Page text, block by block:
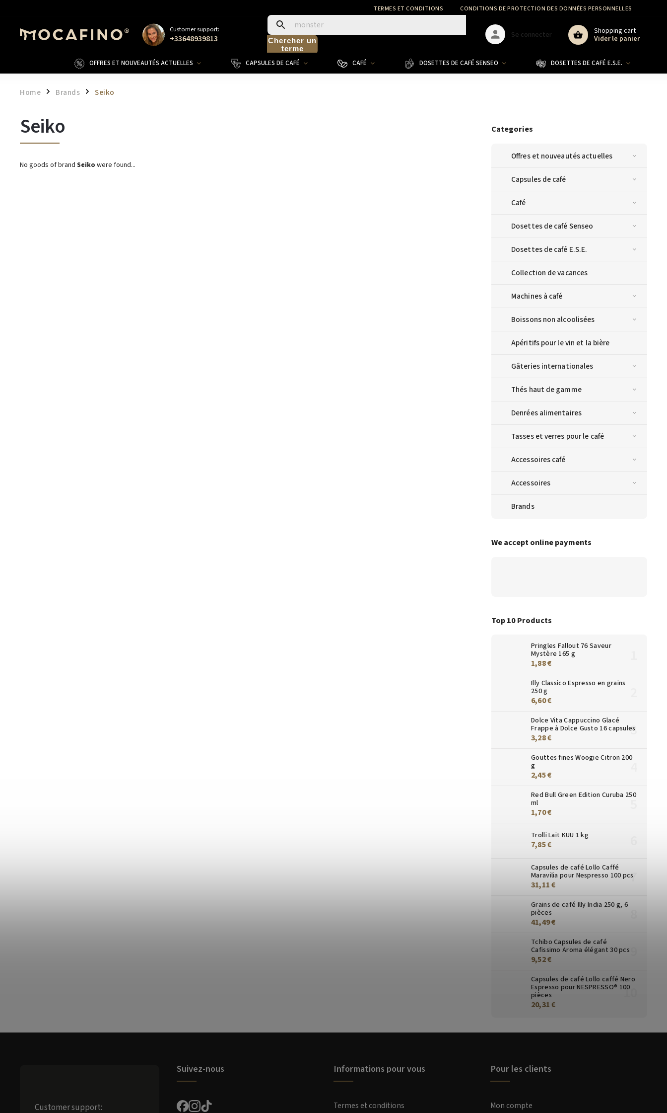
TERMES ET CONDITIONS CONDITIONS DE PROTECTION DES DONNÉES PERSONNELLES
Customer support:
+33648939813
Chercher un
terme
Shopping cart
Vider le panier
Se connecter
OFFRES ET NOUVEAUTÉS ACTUELLES CAPSULES DE CAFÉ CAFÉ DOSETTES DE CAFÉ SENSEO DOSETTES DE CAFÉ E.S.E.
Home / Brands / Seiko
Categories
Offres et nouveautés actuelles
Capsules de café
Café
Dosettes de café Senseo
Dosettes de café E.S.E.
Collection de vacances
Machines à café
Boissons non alcoolisées
Apéritifs pour le vin et la bière
Gâteries internationales
Thés haut de gamme
Denrées alimentaires
Tasses et verres pour le café
Accessoires café
Accessoires
Brands
We accept online payments
Top 10 Products
Pringles Fallout 76 Saveur
Mystère 165 g
1,88 €
Illy Classico Espresso en grains
250 g
6,60 €
Dolce Vita Cappuccino Glacé
Frappe à Dolce Gusto 16 capsules
3,28 €
Gouttes fines Woogie Citron 200
g
2,45 €
Red Bull Green Edition Curuba 250
ml
1,70 €
Trolli Lait KUU 1 kg
7,85 €
Capsules de café Lollo Caffé
Maravilia pour Nespresso 100 pcs
31,11 €
Grains de café Illy India 250 g, 6
pièces
41,49 €
Tchibo Capsules de café
Cafissimo Aroma élégant 30 pcs
9,52 €
Capsules de café Lollo caffé Nero
Espresso pour NESPRESSO® 100
pièces
20,31 €
Seiko
No goods of brand Seiko were found...
Customer support:
Suivez-nous Informations pour vous
Termes et conditions
Pour les clients
Mon compte